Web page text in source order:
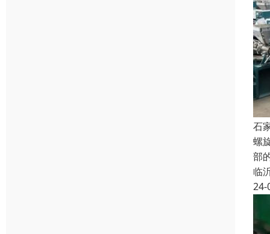
石
螺
部
临
24-